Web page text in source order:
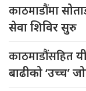
काठमाडौंमा
सेवा शिविर सुरु
काठमाडौंसहित
बाढीको ‘उच्च’